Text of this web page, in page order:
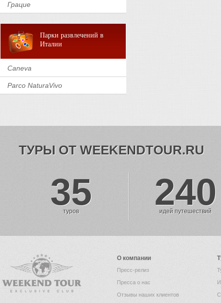
Грацие
Парки развлечений в
Италии
Caneva
Parco NaturaVivo
ТУРЫ ОТ WEEKENDTOUR.RU
35
туров 240
идей путешествий
О компании
Пресс-релиз
Пресса о нас
Отзывы наших клиентов